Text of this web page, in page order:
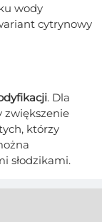
wody
cytrynowy
. Dla
zwiększenie
którzy
słodzikami.